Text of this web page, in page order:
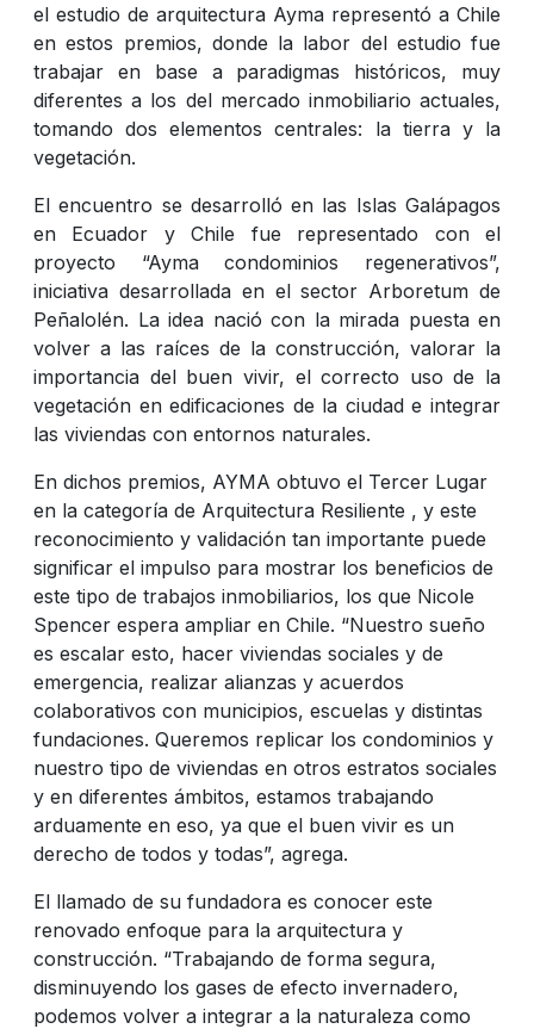
el estudio de arquitectura Ayma representó a Chile
en estos premios, donde la labor del estudio fue
trabajar en base a paradigmas históricos, muy
diferentes a los del mercado inmobiliario actuales,
tomando dos elementos centrales: la tierra y la
vegetación.
El encuentro se desarrolló en las Islas Galápagos
en Ecuador y Chile fue representado con el
proyecto “Ayma condominios regenerativos”,
iniciativa desarrollada en el sector Arboretum de
Peñalolén. La idea nació con la mirada puesta en
volver a las raíces de la construcción, valorar la
importancia del buen vivir, el correcto uso de la
vegetación en edificaciones de la ciudad e integrar
las viviendas con entornos naturales.
En dichos premios, AYMA obtuvo el Tercer Lugar
en la categoría de Arquitectura Resiliente , y este
reconocimiento y validación tan importante puede
significar el impulso para mostrar los beneficios de
este tipo de trabajos inmobiliarios, los que Nicole
Spencer espera ampliar en Chile. “Nuestro sueño
es escalar esto, hacer viviendas sociales y de
emergencia, realizar alianzas y acuerdos
colaborativos con municipios, escuelas y distintas
fundaciones. Queremos replicar los condominios y
nuestro tipo de viviendas en otros estratos sociales
y en diferentes ámbitos, estamos trabajando
arduamente en eso, ya que el buen vivir es un
derecho de todos y todas”, agrega.
El llamado de su fundadora es conocer este
renovado enfoque para la arquitectura y
construcción. “Trabajando de forma segura,
disminuyendo los gases de efecto invernadero,
podemos volver a integrar a la naturaleza como